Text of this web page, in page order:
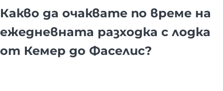
Какво да очаквате по време на
ежедневната разходка с лодка
от Кемер до Фаселис?